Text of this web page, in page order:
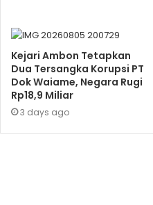
Kejari Ambon Tetapkan
Dua Tersangka Korupsi PT
Dok Waiame, Negara Rugi
Rp18,9 Miliar
3 days ago